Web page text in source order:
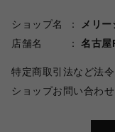
ショップ名
メリー
店舗名
名古屋
特定商取引法など法
ショップお問い合わ